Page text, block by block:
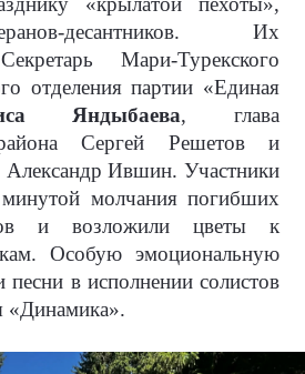
десантников. Их
Мари-Турекского
отделения партии «Единая
Яндыбаева, глава
Сергей Решетов и
Александр Ившин. Участники
молчания погибших
и возложили цветы к
Особую эмоциональную
песни в исполнении солистов
«Динамика».